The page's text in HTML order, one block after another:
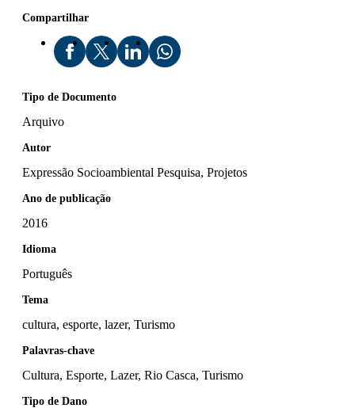
Compartilhar
Tipo de Documento
Arquivo
Autor
Expressão Socioambiental Pesquisa, Projetos
Ano de publicação
2016
Idioma
Português
Tema
cultura, esporte, lazer, Turismo
Palavras-chave
Cultura, Esporte, Lazer, Rio Casca, Turismo
Tipo de Dano